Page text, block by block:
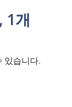
1개
있습니다.